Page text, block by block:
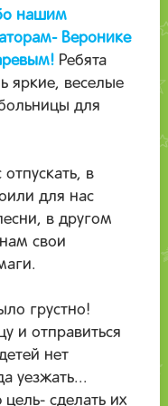
нашим
Веронике
Ребята
яркие, веселые
для
в
для нас
в другом
свои
грустно!
и отправиться
нет
уезжать...
сделать их